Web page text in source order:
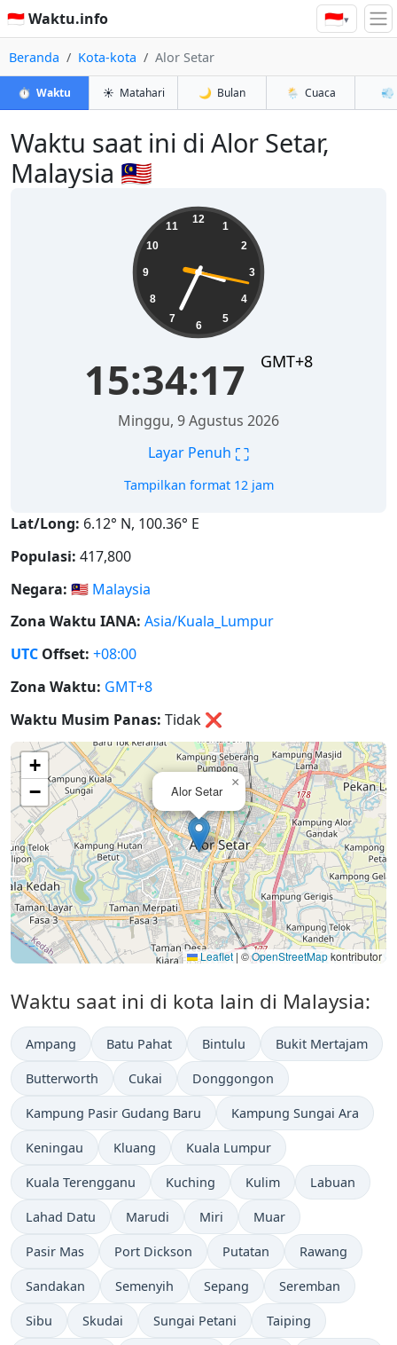
🇮🇩 Waktu.info 🇮🇩▾
Beranda Kota-kota Alor Setar
⏱️ Waktu ☀️ Matahari 🌙 Bulan 🌦️ Cuaca 💨
Waktu saat ini di Alor Setar,
Malaysia 🇲🇾
12
1
2
3
4
5
6
7
8
9
10
11
15:34:17 GMT+8
Minggu, 9 Agustus 2026
Layar Penuh ⛶
Tampilkan format 12 jam
Lat/Long: 6.12° N, 100.36° E
Populasi: 417,800
Negara: 🇲🇾 Malaysia
Zona Waktu IANA: Asia/Kuala_Lumpur
UTC Offset: +08:00
Zona Waktu: GMT+8
Waktu Musim Panas: Tidak ❌
Alor Setar
×
+
−
Leaflet| ©OpenStreetMapkontributor
Waktu saat ini di kota lain di Malaysia:
Ampang Batu Pahat Bintulu Bukit Mertajam
Butterworth Cukai Donggongon
Kampung Pasir Gudang Baru Kampung Sungai Ara
Keningau Kluang Kuala Lumpur
Kuala Terengganu Kuching Kulim Labuan
Lahad Datu Marudi Miri Muar
Pasir Mas Port Dickson Putatan Rawang
Sandakan Semenyih Sepang Seremban
Sibu Skudai Sungai Petani Taiping